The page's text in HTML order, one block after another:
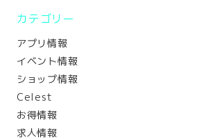
カテゴリー
アプリ情報
イベント情報
ショップ情報
Celest
お得情報
求人情報